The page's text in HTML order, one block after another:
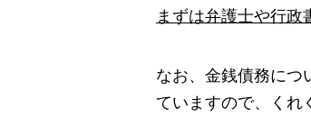
まずは弁護士や行政
なお、金銭債務につ
ていますので、くれ